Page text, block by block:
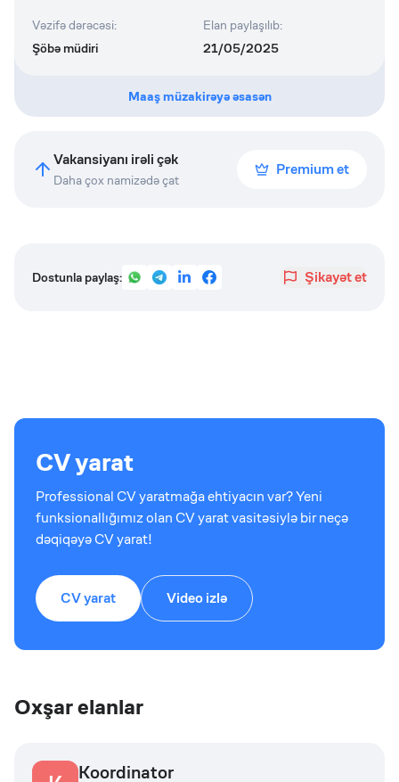
Vəzifə dərəcəsi:
Şöbə müdiri
Elan paylaşılıb:
21/05/2025
Maaş müzakirəyə əsasən
Vakansiyanı irəli çək
Daha çox namizədə çat
Premium et
Dostunla paylaş: Şikayət et
CV yarat
Professional CV yaratmağa ehtiyacın var? Yeni
funksionallığımız olan CV yarat vasitəsiylə bir neçə
dəqiqəyə CV yarat!
CV yarat Video izlə
Oxşar elanlar
Koordinator